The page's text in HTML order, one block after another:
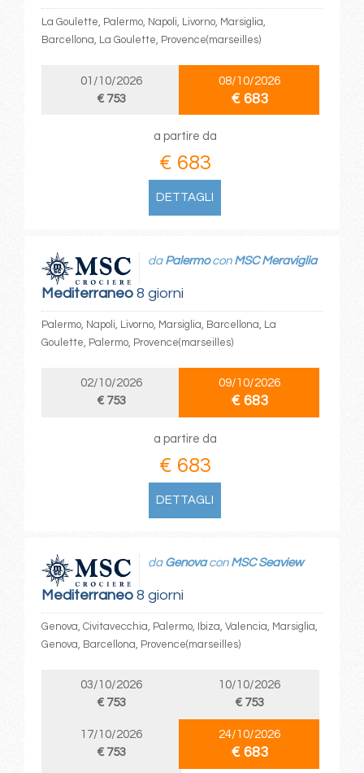
La Goulette, Palermo, Napoli, Livorno, Marsiglia,
Barcellona, La Goulette, Provence(marseilles)
01/10/2026
€ 753
08/10/2026
€ 683
a partire da
€ 683
DETTAGLI
Mediterraneo8 giorni
da Palermocon MSC Meraviglia
Palermo, Napoli, Livorno, Marsiglia, Barcellona, La
Goulette, Palermo, Provence(marseilles)
02/10/2026
€ 753
09/10/2026
€ 683
a partire da
€ 683
DETTAGLI
Mediterraneo8 giorni
da Genovacon MSC Seaview
Genova, Civitavecchia, Palermo, Ibiza, Valencia, Marsiglia,
Genova, Barcellona, Provence(marseilles)
03/10/2026
€ 753
10/10/2026
€ 753
17/10/2026
€ 753
24/10/2026
€ 683